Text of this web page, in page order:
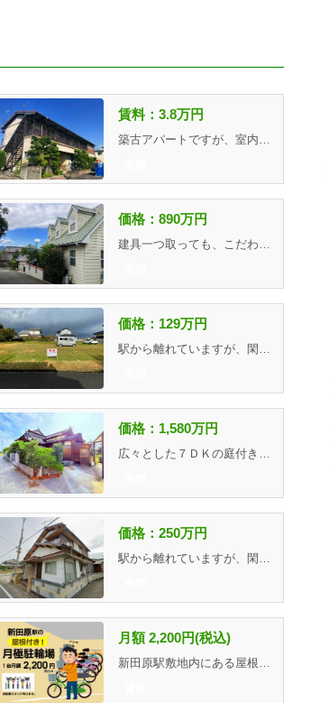
賃料：3.8万円
価格：890万円
価格：129万円
価格：1,580万円
価格：250万円
月額 2,200円(税込)